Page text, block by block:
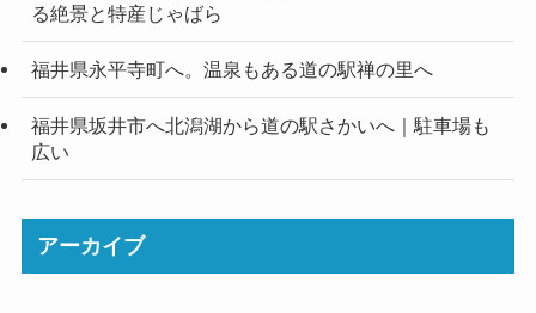
る絶景と特産じゃばら
福井県永平寺町へ。温泉もある道の駅禅の里へ
福井県坂井市へ北潟湖から道の駅さかいへ｜駐車場も
広い
アーカイブ